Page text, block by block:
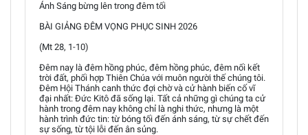
Ánh Sáng bừng lên trong đêm tối
BÀI GIẢNG ĐÊM VỌNG PHỤC SINH 2026
(Mt 28, 1-10)
Đêm nay là đêm hồng phúc, đêm hồng phúc, đêm nối kết
trời đất, phối hợp Thiên Chúa với muôn người thế chúng tôi.
Đêm Hội Thánh canh thức đợi chờ và cử hành biến cố vĩ
đại nhất: Đức Kitô đã sống lại. Tất cả những gì chúng ta cử
hành trong đêm nay không chỉ là nghi thức, nhưng là một
hành trình đức tin: từ bóng tối đến ánh sáng, từ sự chết đến
sự sống, từ tội lỗi đến ân sủng.